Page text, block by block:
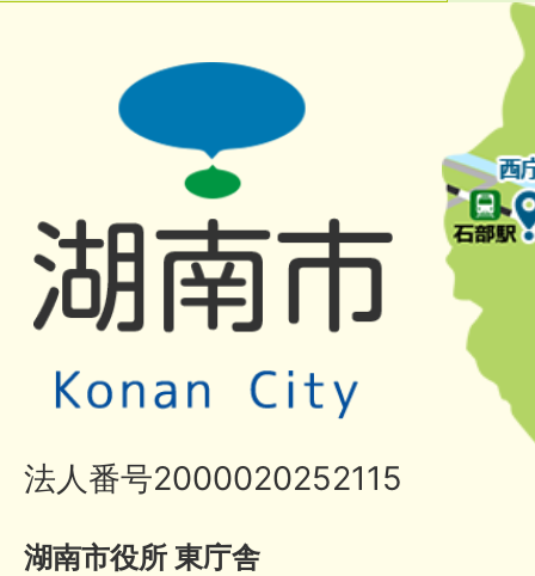
法人番号2000020252115
湖南市役所 東庁舎